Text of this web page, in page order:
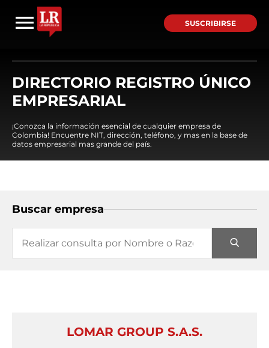
SUSCRIBIRSE
DIRECTORIO REGISTRO ÚNICO
EMPRESARIAL
¡Conozca la información esencial de cualquier empresa de
Colombia! Encuentre NIT, dirección, teléfono, y mas en la base de
datos empresarial mas grande del país.
Buscar empresa
LOMAR GROUP S.A.S.